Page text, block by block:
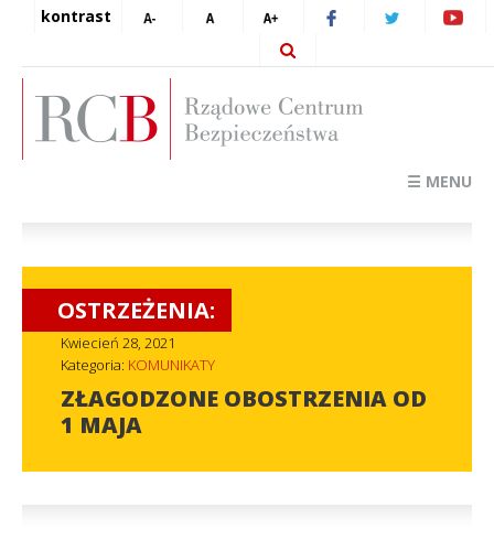
kontrast
☰ MENU
OSTRZEŻENIA:
Kwiecień 28, 2021
Kategoria: KOMUNIKATY
ZŁAGODZONE OBOSTRZENIA OD
1 MAJA